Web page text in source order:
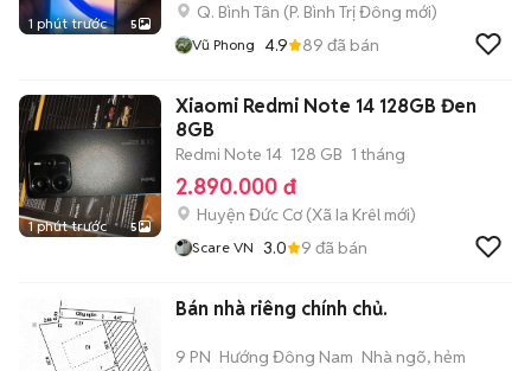
1 phút trước 5
Q. Bình Tân (P. Bình Trị Đông mới)
Vũ Phong 4.9 89 đã bán
1 phút trước 5
Xiaomi Redmi Note 14 128GB Đen
8GB
Redmi Note 14 128 GB 1 tháng
2.890.000 đ
Huyện Đức Cơ(Xã Ia Krêl mới)
Scare VN 3.0 9 đã bán
Bán nhà riêng chính chủ.
9 PN Hướng Đông Nam Nhà ngõ, hẻm